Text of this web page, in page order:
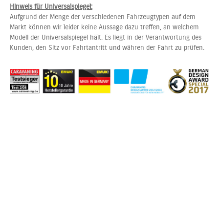
Hinweis für Universalspiegel:
Aufgrund der Menge der verschiedenen Fahrzeugtypen auf dem
Markt können wir leider keine Aussage dazu treffen, an welchem
Modell der Universalspiegel hält. Es liegt in der Verantwortung des
Kunden, den Sitz vor Fahrtantritt und währen der Fahrt zu prüfen.